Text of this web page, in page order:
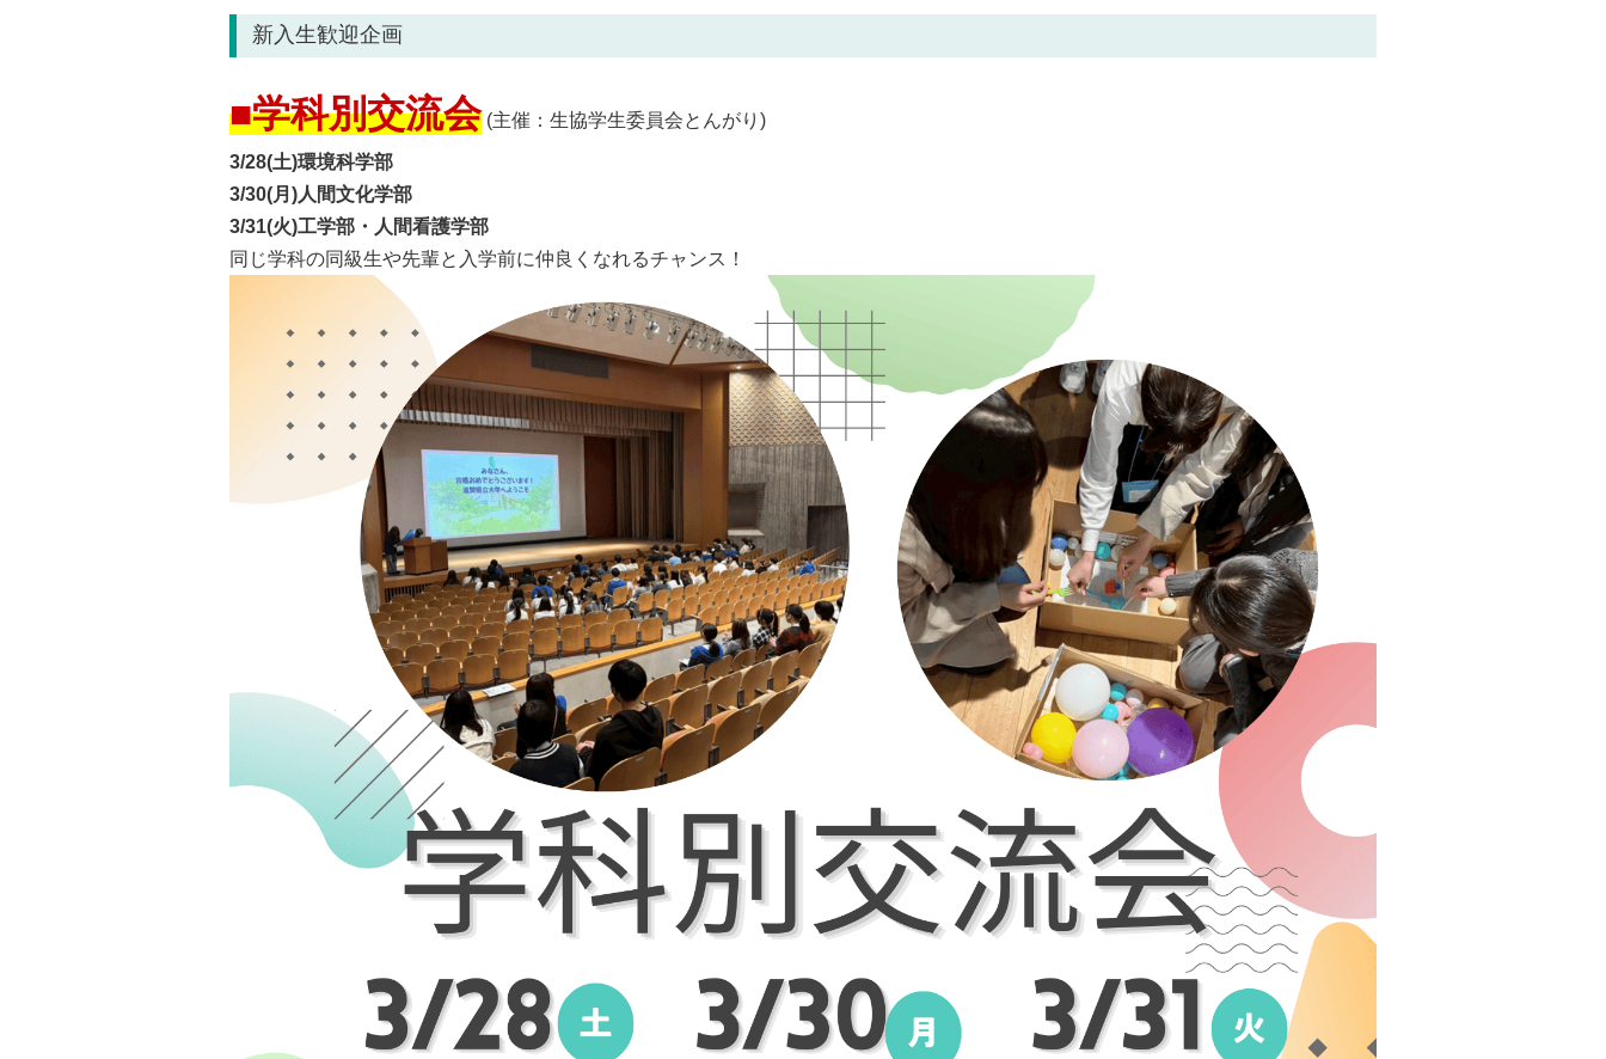
新入生歓迎企画
■学科別交流会 (主催：生協学生委員会とんがり)
3/28(土)環境科学部
3/30(月)人間文化学部
3/31(火)工学部・人間看護学部
同じ学科の同級生や先輩と入学前に仲良くなれるチャンス！